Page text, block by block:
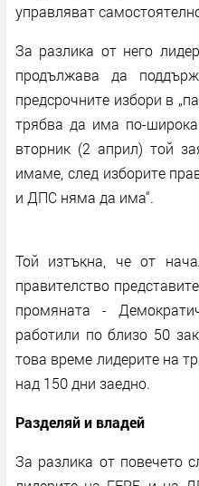
управляват
За разлика от него
продължава да
предсрочните избори в
трябва да има по-
вторник (2 април) той
имаме, след изборите
и ДПС няма да има“.
Той изтъкна, че от
правителство
промяната -
работили по близо 50
това време лидерите на
над 150 дни заедно.
Разделяй и владей
За разлика от повечето